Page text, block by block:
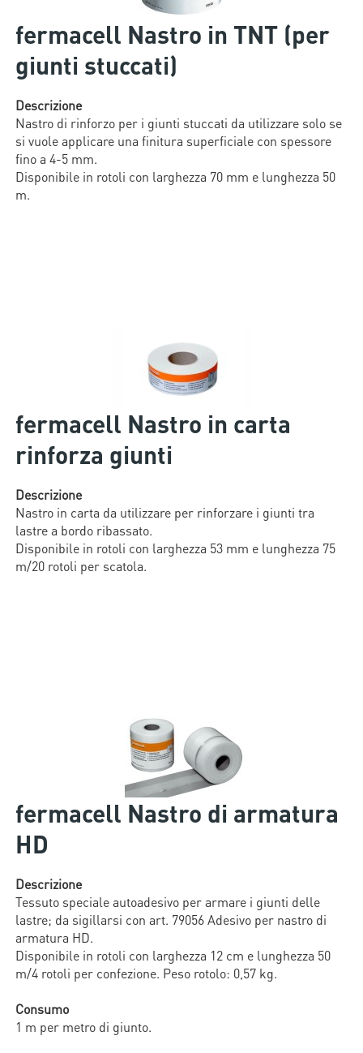
fermacell Nastro in TNT (per
giunti stuccati)
Descrizione
Nastro di rinforzo per i giunti stuccati da utilizzare solo se
si vuole applicare una finitura superficiale con spessore
fino a 4-5 mm.
Disponibile in rotoli con larghezza 70 mm e lunghezza 50
m.
fermacell Nastro in carta
rinforza giunti
Descrizione
Nastro in carta da utilizzare per rinforzare i giunti tra
lastre a bordo ribassato.
Disponibile in rotoli con larghezza 53 mm e lunghezza 75
m/20 rotoli per scatola.
fermacell Nastro di armatura
HD
Descrizione
Tessuto speciale autoadesivo per armare i giunti delle
lastre; da sigillarsi con art. 79056 Adesivo per nastro di
armatura HD.
Disponibile in rotoli con larghezza 12 cm e lunghezza 50
m/4 rotoli per confezione. Peso rotolo: 0,57 kg.
Consumo
1 m per metro di giunto.